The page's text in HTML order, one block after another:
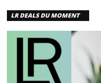
LR DEALS DU MOMENT